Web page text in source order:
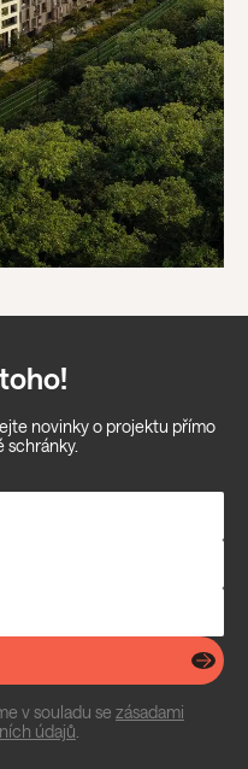
novinky o projektu přímo
schránky.
v souladu se zásadami
údajů